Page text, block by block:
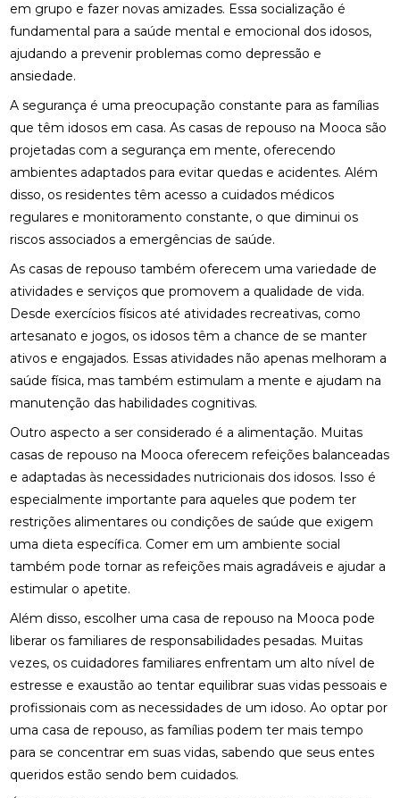
em grupo e fazer novas amizades. Essa socialização é
fundamental para a saúde mental e emocional dos idosos,
ajudando a prevenir problemas como depressão e
ansiedade.
A segurança é uma preocupação constante para as famílias
que têm idosos em casa. As casas de repouso na Mooca são
projetadas com a segurança em mente, oferecendo
ambientes adaptados para evitar quedas e acidentes. Além
disso, os residentes têm acesso a cuidados médicos
regulares e monitoramento constante, o que diminui os
riscos associados a emergências de saúde.
As casas de repouso também oferecem uma variedade de
atividades e serviços que promovem a qualidade de vida.
Desde exercícios físicos até atividades recreativas, como
artesanato e jogos, os idosos têm a chance de se manter
ativos e engajados. Essas atividades não apenas melhoram a
saúde física, mas também estimulam a mente e ajudam na
manutenção das habilidades cognitivas.
Outro aspecto a ser considerado é a alimentação. Muitas
casas de repouso na Mooca oferecem refeições balanceadas
e adaptadas às necessidades nutricionais dos idosos. Isso é
especialmente importante para aqueles que podem ter
restrições alimentares ou condições de saúde que exigem
uma dieta específica. Comer em um ambiente social
também pode tornar as refeições mais agradáveis e ajudar a
estimular o apetite.
Além disso, escolher uma casa de repouso na Mooca pode
liberar os familiares de responsabilidades pesadas. Muitas
vezes, os cuidadores familiares enfrentam um alto nível de
estresse e exaustão ao tentar equilibrar suas vidas pessoais e
profissionais com as necessidades de um idoso. Ao optar por
uma casa de repouso, as famílias podem ter mais tempo
para se concentrar em suas vidas, sabendo que seus entes
queridos estão sendo bem cuidados.